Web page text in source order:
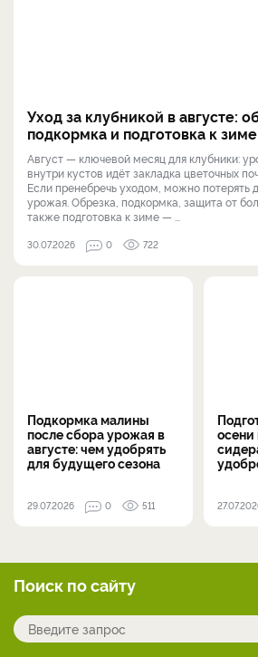
Уход за клубникой в августе:
подкормка и подготовка к зиме
Август — ключевой месяц для клубники:
внутри кустов идёт закладка цветочных
Если пренебречь уходом, можно потерять
урожая. Обрезка, подкормка, защита от
также подготовка к зиме — ...
30.07.2026 0 722
Подкормка малины
после сбора урожая в
августе: чем удобрять
для будущего сезона
29.07.2026 0 511
осени
Поиск по сайту